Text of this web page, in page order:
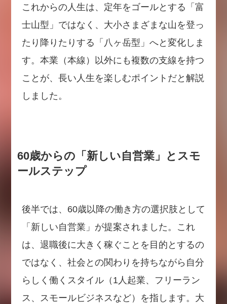
これからの人生は、定年をゴールとする「富
士山型」ではなく、大小さまざまな山を登っ
たり降りたりする「八ヶ岳型」へと変化しま
す。本業（本線）以外にも複数の支線を持つ
ことが、長い人生を楽しむポイントだと解説
しました。
60歳からの「新しい自営業」とスモ
ールステップ
後半では、60歳以降の働き方の選択肢として
「新しい自営業」が提案されました。これ
は、退職後に大きく稼ぐことを目的とするの
ではなく、社会との関わりを持ちながら自分
らしく働くスタイル（1人起業、フリーラン
ス、スモールビジネスなど）を指します。大